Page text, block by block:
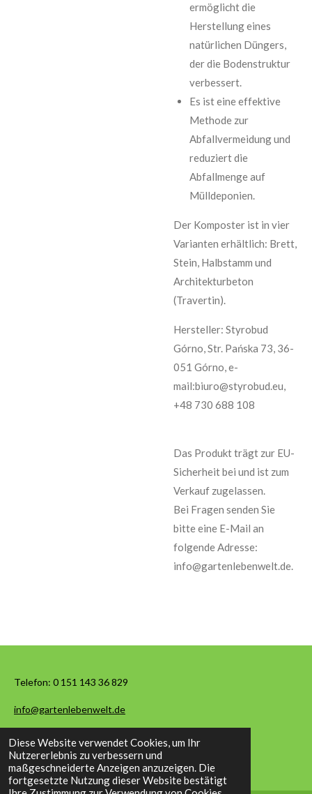
Diese Website verwendet Cookies, um Ihr
Nutzererlebnis zu verbessern und
maßgeschneiderte Anzeigen anzuzeigen. Die
fortgesetzte Nutzung dieser Website bestätigt
ermöglicht die
Herstellung eines
natürlichen Düngers,
der die Bodenstruktur
verbessert.
Es ist eine effektive
Methode zur
Abfallvermeidung und
reduziert die
Abfallmenge auf
Mülldeponien.
Der Komposter ist in vier
Varianten erhältlich: Brett,
Stein, Halbstamm und
Architekturbeton
(Travertin).
Hersteller: Styrobud
Górno, Str. Pańska 73, 36-
051 Górno, e-
mail:biuro@styrobud.eu,
+48 730 688 108
Das Produkt trägt zur EU-
Sicherheit bei und ist zum
Verkauf zugelassen.
Bei Fragen senden Sie
bitte eine E-Mail an
folgende Adresse:
info@gartenlebenwelt.de.
Telefon: 0 151 143 36 829
info@gartenlebenwelt.de
© 2026 Garten Leben Welt